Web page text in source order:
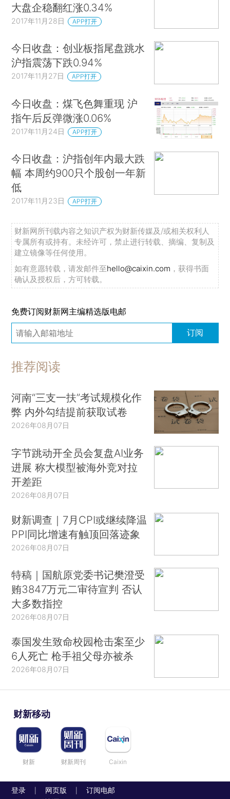
大盘企稳翻红涨0.34%
2017年11月28日 APP打开
今日收盘：创业板指尾盘跳水
沪指震荡下跌0.94%
2017年11月27日 APP打开
今日收盘：煤飞色舞重现 沪
指午后反弹微涨0.06%
2017年11月24日 APP打开
今日收盘：沪指创年内最大跌
幅 本周约900只个股创一年新
低
2017年11月23日 APP打开
财新网所刊载内容之知识产权为财新传媒及/或相关权利人
专属所有或持有。未经许可，禁止进行转载、摘编、复制及
建立镜像等任何使用。
如有意愿转载，请发邮件至hello@caixin.com ，获得书面
确认及授权后，方可转载。
免费订阅财新网主编精选版电邮
订阅
推荐阅读
河南“三支一扶”考试规模化作
弊 内外勾结提前获取试卷
2026年08月07日
字节跳动开全员会复盘AI业务
进展 称大模型被海外竞对拉
开差距
2026年08月07日
财新调查｜7月CPI或继续降温
PPI同比增速有触顶回落迹象
2026年08月07日
特稿｜国航原党委书记樊澄受
贿3847万元二审待宣判 否认
大多数指控
2026年08月07日
泰国发生致命校园枪击案至少
6人死亡 枪手祖父母亦被杀
2026年08月07日
财新移动
财新 财新周刊 Caixin
登录 网页版 订阅电邮